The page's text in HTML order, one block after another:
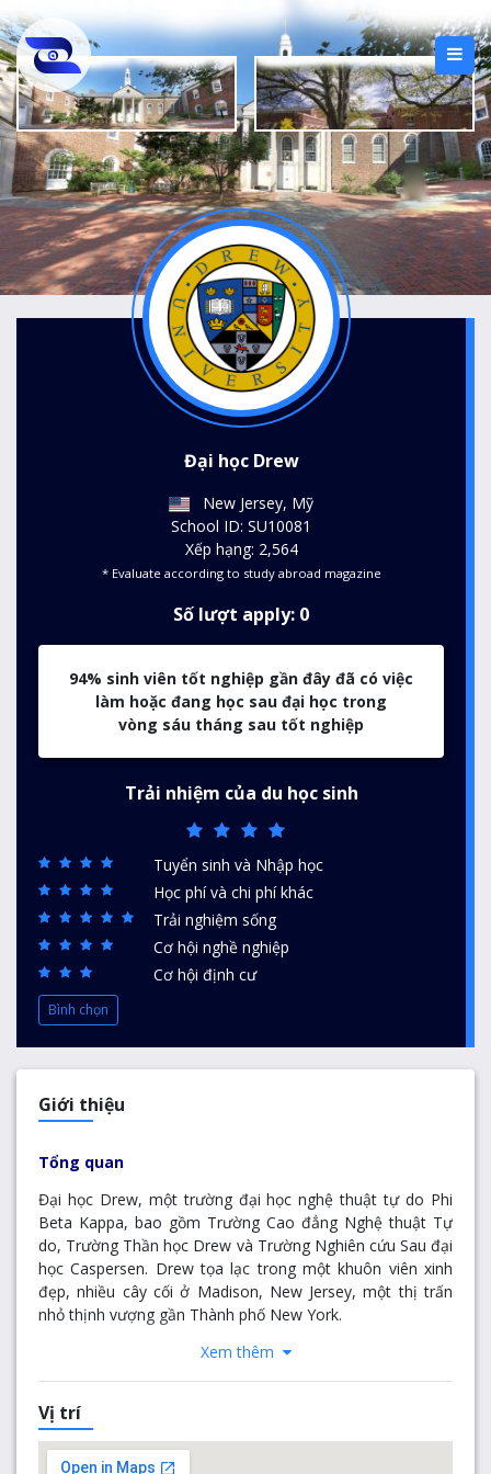
Đại học Drew
New Jersey, Mỹ
School ID: SU10081
Xếp hạng: 2,564
* Evaluate according to study abroad magazine
Số lượt apply: 0
94% sinh viên tốt nghiệp gần đây đã có việc
làm hoặc đang học sau đại học trong
vòng sáu tháng sau tốt nghiệp
Trải nhiệm của du học sinh
Tuyển sinh và Nhập học
Học phí và chi phí khác
Trải nghiệm sống
Cơ hội nghề nghiệp
Cơ hội định cư
Bình chọn
Giới thiệu
Tổng quan
Đại học Drew, một trường đại học nghệ thuật tự do Phi
Beta Kappa, bao gồm Trường Cao đẳng Nghệ thuật Tự
do, Trường Thần học Drew và Trường Nghiên cứu Sau đại
học Caspersen. Drew tọa lạc trong một khuôn viên xinh
đẹp, nhiều cây cối ở Madison, New Jersey, một thị trấn
nhỏ thịnh vượng gần Thành phố New York.
Trường có tổng số hơn 2.000 sinh viên theo học và có 148
giảng viên toàn thời gian, 99% trong số họ có bằng cấp
cao nhất trong lĩnh vực của họ. Các trường Thần học và
Caspersen cung cấp bằng Thạc sĩ và Tiến sĩ và Trường
cấp bằng Cử nhân cho hơn 40 ngành.
Xem thêm
Vị trí